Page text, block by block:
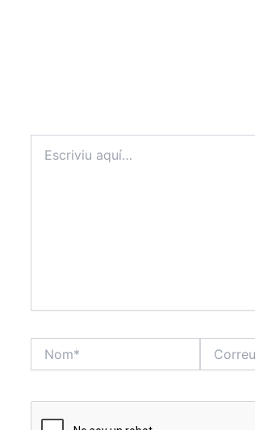
aquí…
electrònic